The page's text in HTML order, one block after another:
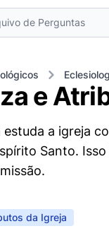
e
estuda a igreja
Santo.
da Igreja